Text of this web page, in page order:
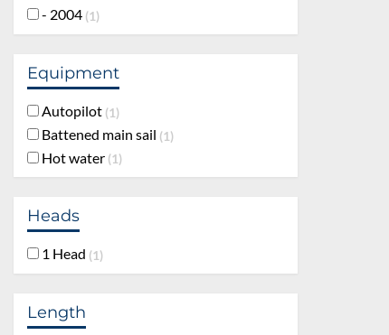
- 2004 1
Equipment
Autopilot 1
Battened main sail 1
Hot water 1
Heads
1 Head 1
Length